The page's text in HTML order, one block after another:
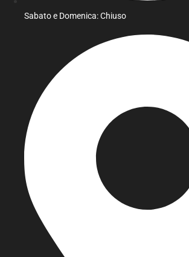
Sabato e Domenica: Chiuso